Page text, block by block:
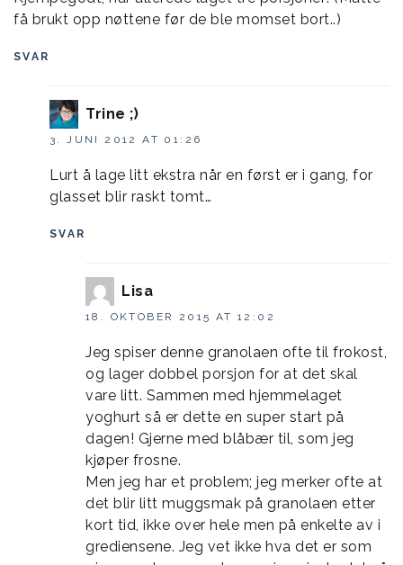
få brukt opp nøttene før de ble momset bort..)
SVAR
Trine ;)
3. JUNI 2012 AT 01:26
Lurt å lage litt ekstra når en først er i gang, for
glasset blir raskt tomt…
SVAR
Lisa
18. OKTOBER 2015 AT 12:02
Jeg spiser denne granolaen ofte til frokost,
og lager dobbel porsjon for at det skal
vare litt. Sammen med hjemmelaget
yoghurt så er dette en super start på
dagen! Gjerne med blåbær til, som jeg
kjøper frosne.
Men jeg har et problem; jeg merker ofte at
det blir litt muggsmak på granolaen etter
kort tid, ikke over hele men på enkelte av i
grediensene. Jeg vet ikke hva det er som